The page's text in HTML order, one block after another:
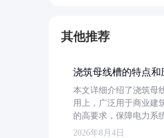
其他推荐
浇筑母线槽的特点和
本文详细介绍了浇筑母
用上，广泛用于商业建
的高要求，保障电力系
2026年8月4日